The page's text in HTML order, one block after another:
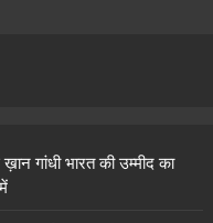
गांधी भारत की उम्मीद का